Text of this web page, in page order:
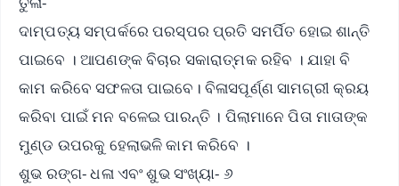
ଦାମ୍ପତ୍ୟ ସମ୍ପର୍କରେ ପରସ୍ପର ପ୍ରତି ସମର୍ପିତ ହୋଇ ଶାନ୍ତି
ପାଇବେ । ଆପଣଙ୍କ ବିଚାର ସକାରାତ୍ମକ ରହିବ । ଯାହା ବି
କାମ କରିବେ ସଫଳତା ପାଇବେ। ବିଳାସପୂର୍ଣ୍ଣ ସାମଗ୍ରୀ କ୍ରୟ
କରିବା ପାଇଁ ମନ ବଳେଇ ପାରନ୍ତି । ପିଲାମାନେ ପିତା ମାତାଙ୍କ
ମୁଣ୍ଡ ଉପରକୁ ହେଲାଭଳି କାମ କରିବେ ।
ଶୁଭ ରଙ୍ଗ- ଧଳା ଏବଂ ଶୁଭ ସଂଖ୍ୟା- ୬